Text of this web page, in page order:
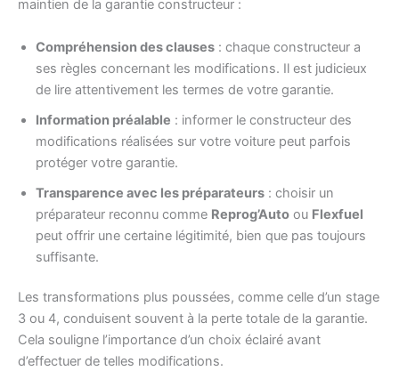
maintien de la garantie constructeur :
Compréhension des clauses : chaque constructeur a
ses règles concernant les modifications. Il est judicieux
de lire attentivement les termes de votre garantie.
Information préalable : informer le constructeur des
modifications réalisées sur votre voiture peut parfois
protéger votre garantie.
Transparence avec les préparateurs : choisir un
préparateur reconnu comme Reprog’Auto ou Flexfuel
peut offrir une certaine légitimité, bien que pas toujours
suffisante.
Les transformations plus poussées, comme celle d’un stage
3 ou 4, conduisent souvent à la perte totale de la garantie.
Cela souligne l’importance d’un choix éclairé avant
d’effectuer de telles modifications.